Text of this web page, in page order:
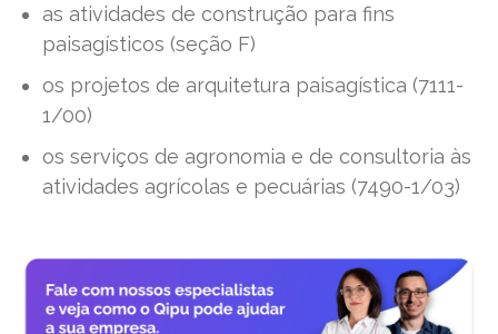
as atividades de construção para fins
paisagísticos (seção F)
os projetos de arquitetura paisagística (7111-
1/00)
os serviços de agronomia e de consultoria às
atividades agrícolas e pecuárias (7490-1/03)